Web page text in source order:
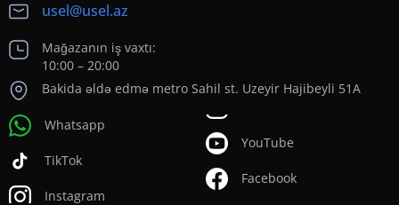
usel@usel.az
Mağazanın iş vaxtı:
10:00 – 20:00
Bakida əldə edmə metro Sahil st. Uzeyir Hajibeyli 51A
Whatsapp
TikTok
Instagram
YouTube
Facebook